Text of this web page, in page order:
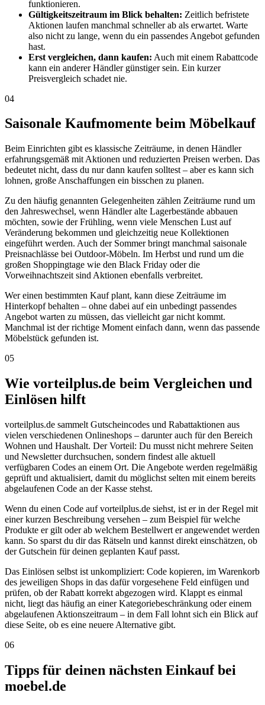
funktionieren.
Gültigkeitszeitraum im Blick behalten: Zeitlich befristete
Aktionen laufen manchmal schneller ab als erwartet. Warte
also nicht zu lange, wenn du ein passendes Angebot gefunden
hast.
Erst vergleichen, dann kaufen: Auch mit einem Rabattcode
kann ein anderer Händler günstiger sein. Ein kurzer
Preisvergleich schadet nie.
04
Saisonale Kaufmomente beim Möbelkauf
Beim Einrichten gibt es klassische Zeiträume, in denen Händler
erfahrungsgemäß mit Aktionen und reduzierten Preisen werben. Das
bedeutet nicht, dass du nur dann kaufen solltest – aber es kann sich
lohnen, große Anschaffungen ein bisschen zu planen.
Zu den häufig genannten Gelegenheiten zählen Zeiträume rund um
den Jahreswechsel, wenn Händler alte Lagerbestände abbauen
möchten, sowie der Frühling, wenn viele Menschen Lust auf
Veränderung bekommen und gleichzeitig neue Kollektionen
eingeführt werden. Auch der Sommer bringt manchmal saisonale
Preisnachlässe bei Outdoor-Möbeln. Im Herbst und rund um die
großen Shoppingtage wie den Black Friday oder die
Vorweihnachtszeit sind Aktionen ebenfalls verbreitet.
Wer einen bestimmten Kauf plant, kann diese Zeiträume im
Hinterkopf behalten – ohne dabei auf ein unbedingt passendes
Angebot warten zu müssen, das vielleicht gar nicht kommt.
Manchmal ist der richtige Moment einfach dann, wenn das passende
Möbelstück gefunden ist.
05
Wie vorteilplus.de beim Vergleichen und
Einlösen hilft
vorteilplus.de sammelt Gutscheincodes und Rabattaktionen aus
vielen verschiedenen Onlineshops – darunter auch für den Bereich
Wohnen und Haushalt. Der Vorteil: Du musst nicht mehrere Seiten
und Newsletter durchsuchen, sondern findest alle aktuell
verfügbaren Codes an einem Ort. Die Angebote werden regelmäßig
geprüft und aktualisiert, damit du möglichst selten mit einem bereits
abgelaufenen Code an der Kasse stehst.
Wenn du einen Code auf vorteilplus.de siehst, ist er in der Regel mit
einer kurzen Beschreibung versehen – zum Beispiel für welche
Produkte er gilt oder ab welchem Bestellwert er angewendet werden
kann. So sparst du dir das Rätseln und kannst direkt einschätzen, ob
der Gutschein für deinen geplanten Kauf passt.
Das Einlösen selbst ist unkompliziert: Code kopieren, im Warenkorb
des jeweiligen Shops in das dafür vorgesehene Feld einfügen und
prüfen, ob der Rabatt korrekt abgezogen wird. Klappt es einmal
nicht, liegt das häufig an einer Kategoriebeschränkung oder einem
abgelaufenen Aktionszeitraum – in dem Fall lohnt sich ein Blick auf
diese Seite, ob es eine neuere Alternative gibt.
06
Tipps für deinen nächsten Einkauf bei
moebel.de